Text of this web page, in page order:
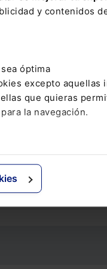
y contenidos
óptima
excepto aquellas
que quieras
la navegación.
de teléfono móvil.
recibida. Si este dato